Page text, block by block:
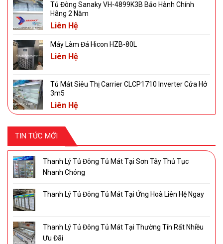
Tủ Đông Sanaky VH-4899K3B Bảo Hành Chính
Hãng 2 Năm
Liên Hệ
Máy Làm Đá Hicon HZB-80L
Liên Hệ
Tủ Mát Siêu Thị Carrier CLCP1710 Inverter Cửa Hở
3m5
Liên Hệ
TIN TỨC MỚI
Thanh Lý Tủ Đông Tủ Mát Tại Sơn Tây Thủ Tục
Nhanh Chóng
Thanh Lý Tủ Đông Tủ Mát Tại Ứng Hoà Liên Hệ Ngay
Thanh Lý Tủ Đông Tủ Mát Tại Thường Tín Rất Nhiều
Ưu Đãi